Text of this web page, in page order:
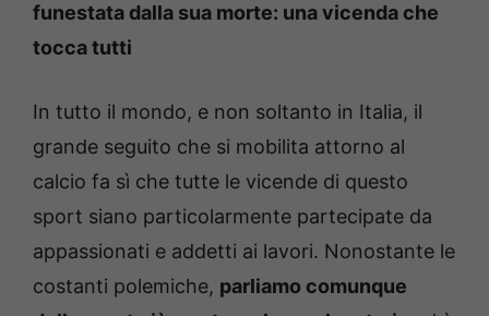
funestata dalla sua morte: una vicenda che
tocca tutti
In tutto il mondo, e non soltanto in Italia, il
grande seguito che si mobilita attorno al
calcio fa sì che tutte le vicende di questo
sport siano particolarmente partecipate da
appassionati e addetti ai lavori. Nonostante le
costanti polemiche, parliamo comunque